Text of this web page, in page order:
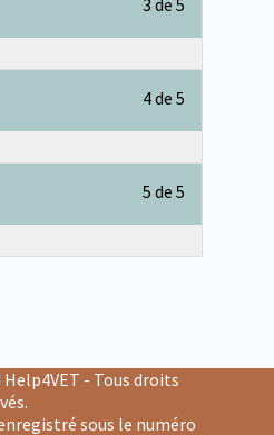
3 de 5
4 de 5
5 de 5
- Tous droits
sous le numéro